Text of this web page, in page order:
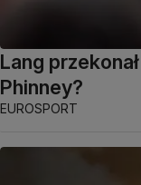
Lang
Phinney?
EUROSPORT